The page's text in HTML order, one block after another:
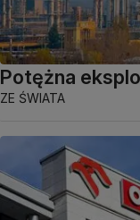
Potężna
ZE ŚWIATA